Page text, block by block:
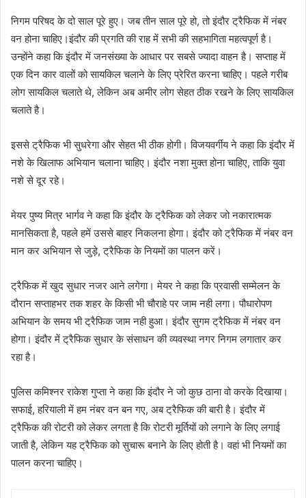
निगम परिषद के दो साल पूरे हुए। जब तीन साल पूरे हो, तो इंदौर ट्रैफिक में नंबर
वन होना चाहिए।इंदौर की प्रगति की राह में सभी की सहभागिता महत्वपूर्ण है।
उन्होंने कहा कि इंदौर में जनसंख्या के आधार पर सबसे ज्यादा वाहन है। सप्ताह में
एक दिन कार वालों को सायकिल चलाने के लिए प्रेरित करना चाहिए। पहले गरीब
लोग सायकिल चलाते थे, लेकिन अब अमीर लोग सेहत ठीक रखने के लिए सायकिल
चलाते है।
इससे ट्रैफिक भी सुधरेगा और सेहत भी ठीक होगी। विजयवर्गीय ने कहा कि इंदौर में
नशे के खिलाफ अभियान चलाना चाहिए। इंदौर नशा मुक्त होना चाहिए, ताकि युवा
नशे से दूर रहे।
मेयर पुष्य मित्र भार्गव ने कहा कि इंदौर के ट्रैफिक को लेकर जो नकारात्मक
मानसिकता है, पहले हमें उससे बाहर निकलना होगा। इंदौर को ट्रैफिक में नंबर वन
मान कर अभियान से जुड़े, ट्रैफिक के नियमों का पालन करें।
ट्रैफिक में खुद सुधार नजर आने लगेगा। मेयर ने कहा कि प्रवासी सम्मेलन के
दौरान सप्ताहभर तक शहर के किसी भी चौराहे पर जाम नही लगा। पौधारोपण
अभियान के समय भी ट्रैफिक जाम नही हुआ। इंदौर सुगम ट्रैफिक में नंबर वन
होगा। इंदौर में ट्रैफिक सुधार के संसाधन की व्यवस्था नगर निगम लगातार कर
रहा है।
पुलिस कमिश्नर राकेश गुप्ता ने कहा कि इंदौर ने जो कुछ ठाना वो करके दिखाया।
सफाई, हरियाली में हम नंबर वन बन गए, अब ट्रैफिक की बारी है। इंदौर में
ट्रैफिक की रोटरी को लेकर लगता है कि रोटरी मूर्तियों को लगाने के लिए लगाई
जाती है, लेकिन यह ट्रैफिक को सुचारू बनाने के लिए होती है। वहां भी नियमों का
पालन करना चाहिए।